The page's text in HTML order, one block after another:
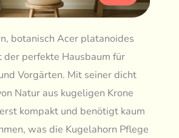
botanisch Acer platanoides
der perfekte Hausbaum für
Vorgärten. Mit seiner dicht
Natur aus kugeligen Krone
kompakt und benötigt kaum
was die Kugelahorn Pflege